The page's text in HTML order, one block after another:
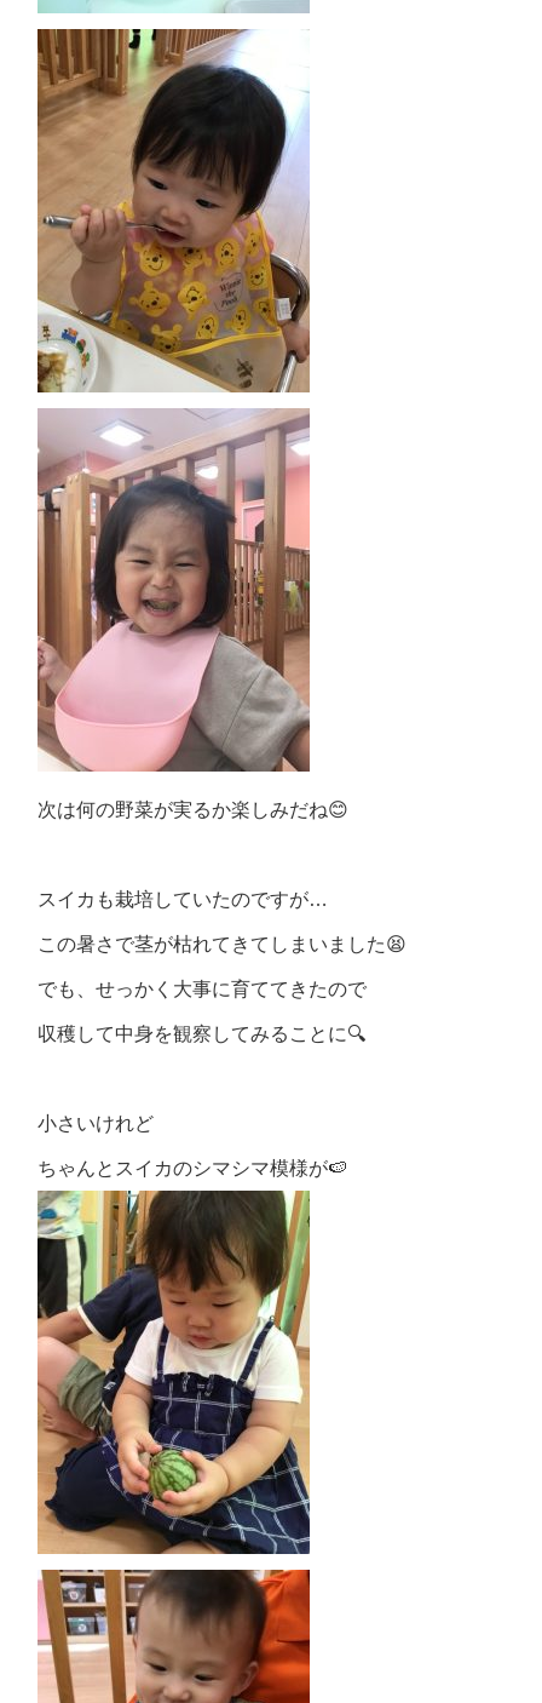
次は何の野菜が実るか楽しみだね😊
スイカも栽培していたのですが…
この暑さで茎が枯れてきてしまいました😫
でも、せっかく大事に育ててきたので
収穫して中身を観察してみることに🔍
小さいけれど
ちゃんとスイカのシマシマ模様が🍉